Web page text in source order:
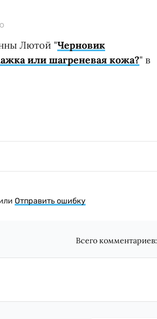
Лютой "Черновик
или шагреневая кожа?" в
Отправить ошибку
Всего комментариев: